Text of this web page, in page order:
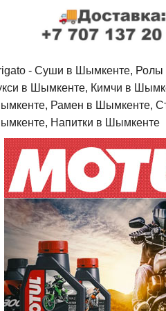
- Cуши в Шымкенте,
в Шымкенте, Кимчи в
Рамен в Шымкенте,
Напитки в Шымкенте